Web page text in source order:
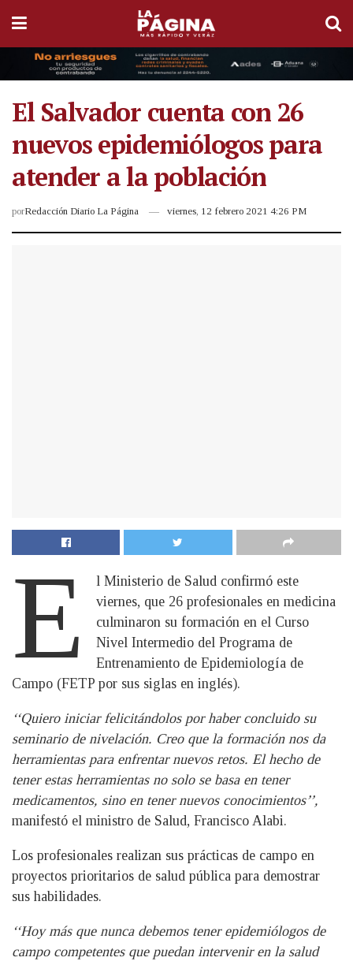
El Salvador cuenta con 26
nuevos epidemiólogos para
atender a la población
porRedacción Diario La Página viernes, 12 febrero 2021 4:26 PM
E
l Ministerio de Salud confirmó este
viernes, que 26 profesionales en medicina
culminaron su formación en el Curso
Nivel Intermedio del Programa de
Entrenamiento de Epidemiología de
Campo (FETP por sus siglas en inglés).
‘‘Quiero iniciar felicitándolos por haber concluido su
seminario de nivelación. Creo que la formación nos da
herramientas para enfrentar nuevos retos. El hecho de
tener estas herramientas no solo se basa en tener
medicamentos, sino en tener nuevos conocimientos’’,
manifestó el ministro de Salud, Francisco Alabi.
Los profesionales realizan sus prácticas de campo en
proyectos prioritarios de salud pública para demostrar
sus habilidades.
‘‘Hoy más que nunca debemos tener epidemiólogos de
campo competentes que puedan intervenir en la salud